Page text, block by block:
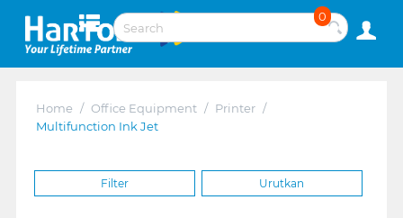
0
Home / Office Equipment / Printer /
Multifunction Ink Jet
Filter Urutkan